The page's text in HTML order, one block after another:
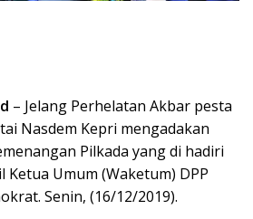
– Jelang Perhelatan Akbar pesta
Nasdem Kepri mengadakan
Pilkada yang di hadiri
Ketua Umum (Waketum) DPP
Senin, (16/12/2019).